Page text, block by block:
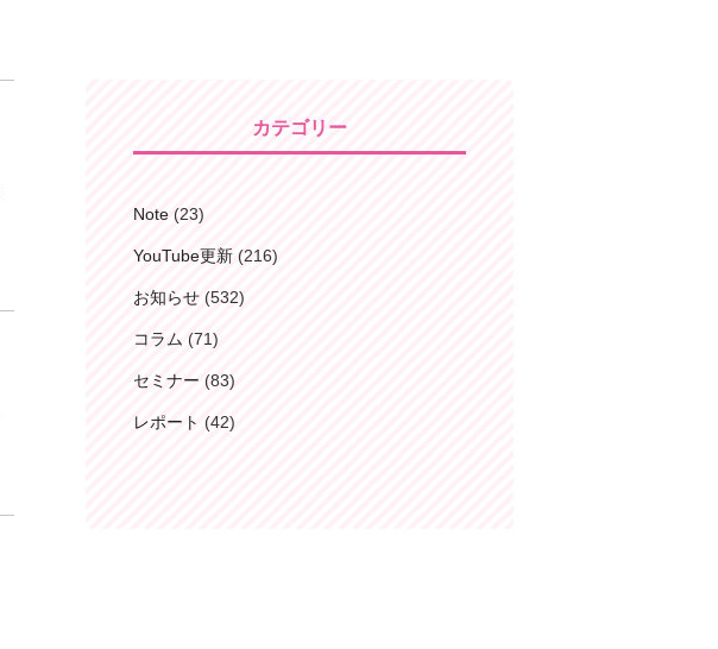
カテゴリー
Note (23)
YouTube更新 (216)
お知らせ (532)
コラム (71)
セミナー (83)
レポート (42)